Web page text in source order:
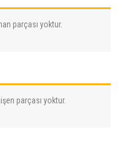
parçası yoktur.
parçası yoktur.